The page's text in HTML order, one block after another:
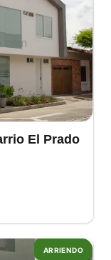
El Prado
ARRIENDO